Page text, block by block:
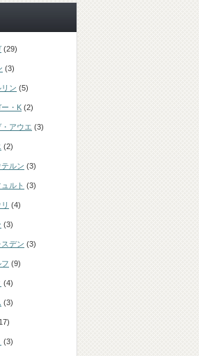
(29)
(3)
ン (5)
・K (2)
アウエ (3)
(2)
ルン (3)
ルト (3)
(4)
(3)
デン (3)
(9)
(4)
(3)
(3)